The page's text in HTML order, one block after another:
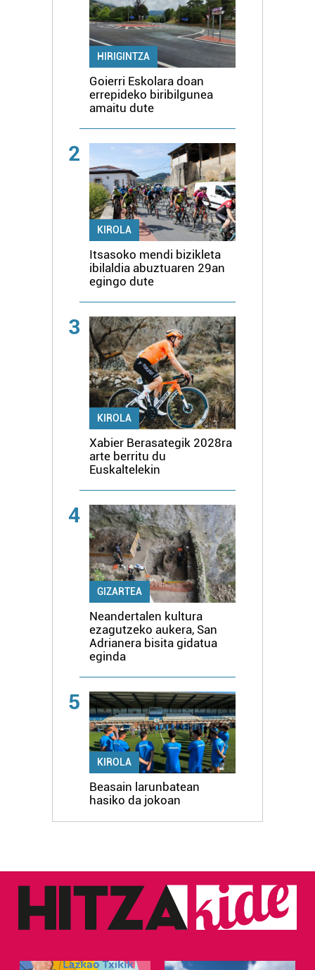
HIRIGINTZA
Goierri Eskolara doan
errepideko biribilgunea
amaitu dute
2
KIROLA
Itsasoko mendi bizikleta
ibilaldia abuztuaren 29an
egingo dute
3
KIROLA
Xabier Berasategik 2028ra
arte berritu du
Euskaltelekin
4
GIZARTEA
Neandertalen kultura
ezagutzeko aukera, San
Adrianera bisita gidatua
eginda
5
KIROLA
Beasain larunbatean
hasiko da jokoan